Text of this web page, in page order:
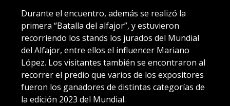
Durante el encuentro, además se realizó la
primera “Batalla del alfajor”, y estuvieron
recorriendo los stands los jurados del Mundial
del Alfajor, entre ellos el influencer Mariano
López. Los visitantes también se encontraron al
recorrer el predio que varios de los expositores
fueron los ganadores de distintas categorías de
la edición 2023 del Mundial.